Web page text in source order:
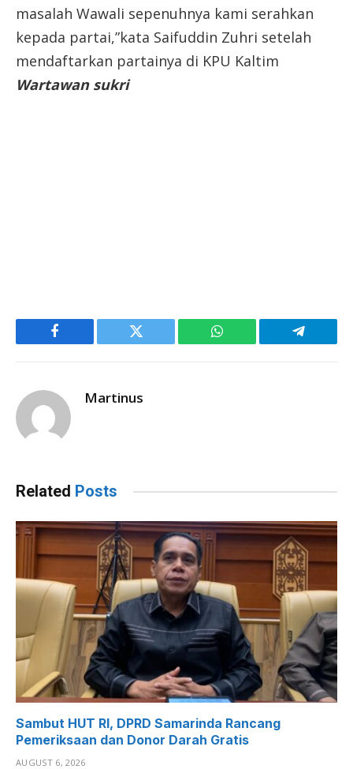
masalah Wawali sepenuhnya kami serahkan
kepada partai,”kata Saifuddin Zuhri setelah
mendaftarkan partainya di KPU Kaltim
Wartawan sukri
Facebook Twitter WhatsApp Telegram
Martinus
Related Posts
Sambut HUT RI, DPRD Samarinda Rancang
Pemeriksaan dan Donor Darah Gratis
AUGUST 6, 2026